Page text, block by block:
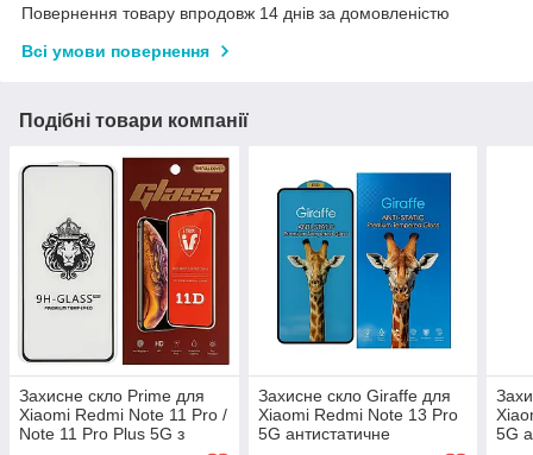
Повернення товару впродовж 14 днів за домовленістю
Всі умови повернення
Подібні товари компанії
Захисне скло Prime для
Xiaomi Redmi Note 11 Pro /
Note 11 Pro Plus 5G з
Захисне скло Giraffe для
Xiaomi Redmi Note 13 Pro
5G антистатичне
5G